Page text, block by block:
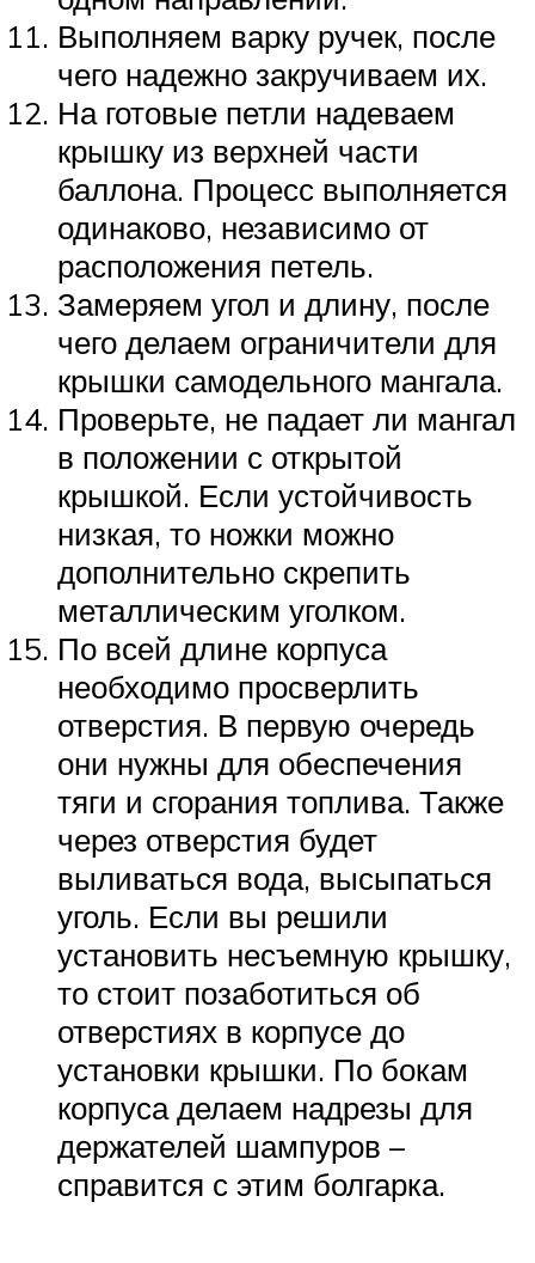
Выполняем варку ручек, после
чего надежно закручиваем их.
На готовые петли надеваем
крышку из верхней части
баллона. Процесс выполняется
одинаково, независимо от
расположения петель.
Замеряем угол и длину, после
чего делаем ограничители для
крышки самодельного мангала.
Проверьте, не падает ли мангал
в положении с открытой
крышкой. Если устойчивость
низкая, то ножки можно
дополнительно скрепить
металлическим уголком.
По всей длине корпуса
необходимо просверлить
отверстия. В первую очередь
они нужны для обеспечения
тяги и сгорания топлива. Также
через отверстия будет
выливаться вода, высыпаться
уголь. Если вы решили
установить несъемную крышку,
то стоит позаботиться об
отверстиях в корпусе до
установки крышки. По бокам
корпуса делаем надрезы для
держателей шампуров –
справится с этим болгарка.